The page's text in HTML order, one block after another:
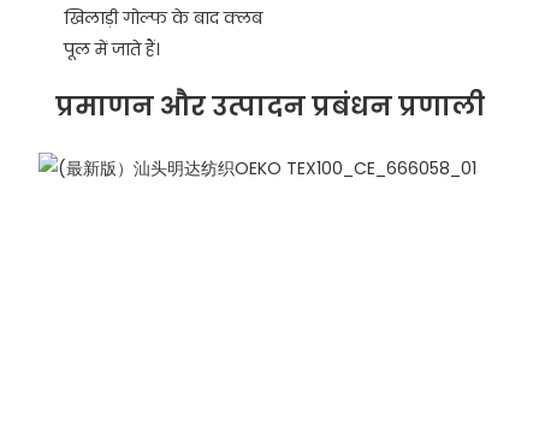
खिलाड़ी गोल्फ के बाद क्लब
पूल में जाते हैं।
प्रमाणन और उत्पादन प्रबंधन प्रणाली